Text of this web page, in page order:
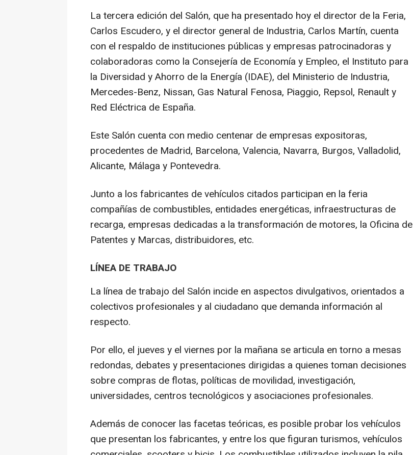
La tercera edición del Salón, que ha presentado hoy el director de la Feria,
Carlos Escudero, y el director general de Industria, Carlos Martín, cuenta
con el respaldo de instituciones públicas y empresas patrocinadoras y
colaboradoras como la Consejería de Economía y Empleo, el Instituto para
la Diversidad y Ahorro de la Energía (IDAE), del Ministerio de Industria,
Mercedes-Benz, Nissan, Gas Natural Fenosa, Piaggio, Repsol, Renault y
Red Eléctrica de España.
Este Salón cuenta con medio centenar de empresas expositoras,
procedentes de Madrid, Barcelona, Valencia, Navarra, Burgos, Valladolid,
Alicante, Málaga y Pontevedra.
Junto a los fabricantes de vehículos citados participan en la feria
compañías de combustibles, entidades energéticas, infraestructuras de
recarga, empresas dedicadas a la transformación de motores, la Oficina de
Patentes y Marcas, distribuidores, etc.
LÍNEA DE TRABAJO
La línea de trabajo del Salón incide en aspectos divulgativos, orientados a
colectivos profesionales y al ciudadano que demanda información al
respecto.
Por ello, el jueves y el viernes por la mañana se articula en torno a mesas
redondas, debates y presentaciones dirigidas a quienes toman decisiones
sobre compras de flotas, políticas de movilidad, investigación,
universidades, centros tecnológicos y asociaciones profesionales.
Además de conocer las facetas teóricas, es posible probar los vehículos
que presentan los fabricantes, y entre los que figuran turismos, vehículos